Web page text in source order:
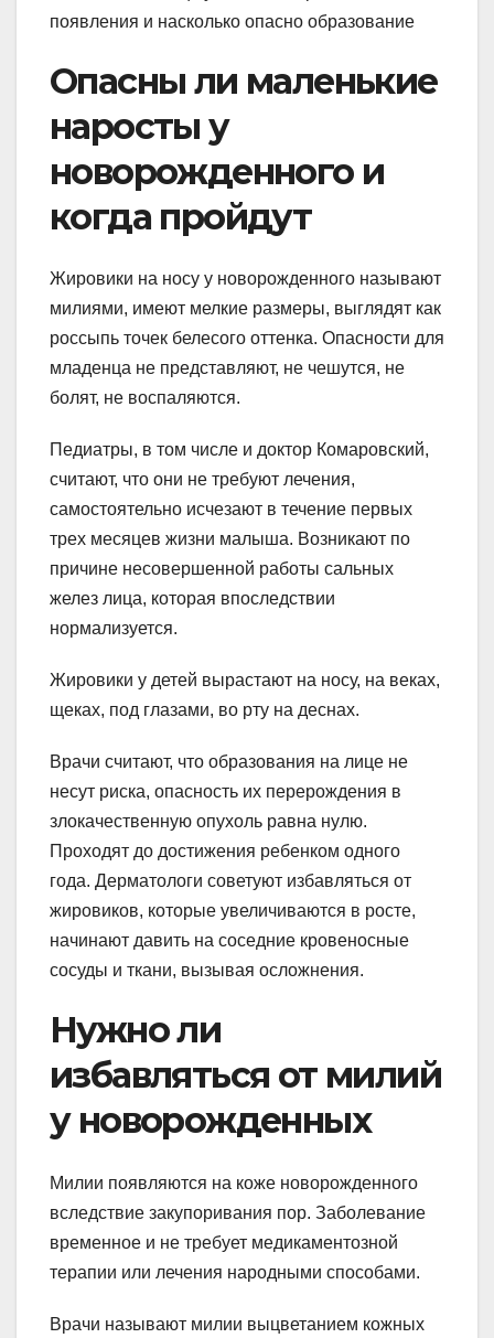
Опасны ли маленькие
наросты у
новорожденного и
когда пройдут
Жировики на носу у новорожденного называют
милиями, имеют мелкие размеры, выглядят как
россыпь точек белесого оттенка. Опасности для
младенца не представляют, не чешутся, не
болят, не воспаляются.
Педиатры, в том числе и доктор Комаровский,
считают, что они не требуют лечения,
самостоятельно исчезают в течение первых
трех месяцев жизни малыша. Возникают по
причине несовершенной работы сальных
желез лица, которая впоследствии
нормализуется.
Жировики у детей вырастают на носу, на веках,
щеках, под глазами, во рту на деснах.
Врачи считают, что образования на лице не
несут риска, опасность их перерождения в
злокачественную опухоль равна нулю.
Проходят до достижения ребенком одного
года. Дерматологи советуют избавляться от
жировиков, которые увеличиваются в росте,
начинают давить на соседние кровеносные
сосуды и ткани, вызывая осложнения.
Нужно ли
избавляться от милий
у новорожденных
Милии появляются на коже новорожденного
вследствие закупоривания пор. Заболевание
временное и не требует медикаментозной
терапии или лечения народными способами.
Врачи называют милии выцветанием кожных